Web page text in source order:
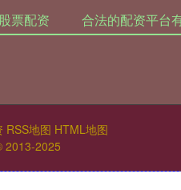
票配资 合法的配资平台
RSS地图 HTML地图
2013-2025